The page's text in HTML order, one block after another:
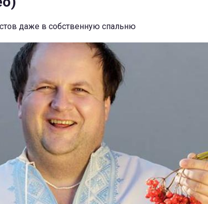
даже в собственную спальню